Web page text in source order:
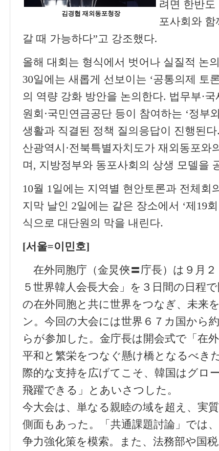
김경협 재외동포청장
려면 한반
포사회와
갈 때 가능하다”고 강조했다.
올해 대회는 형식에서 벗어나 실질적 논
30일에는 새롭게 선보이는 ‘공통의제 토
의 역량 강화 방안을 논의한다. 법무부·국
원회 ·국민연금공단 등이 참여하는 ‘정부
생활과 직결된 정책 질의응답이 진행된다
산광역시 ·전북특별자치도가 재외동포와
며, 지방정부와 동포사회의 상생 모델을
10월 1일에는 지역별 현안토론과 전체회
지막 날인 2일에는 같은 장소에서 ‘제 19
식으로 대단원의 막을 내린다.
[서울=이민호]
在外同胞庁（金炅俠〓庁長）は９月
５世界韓人会長大会」を３日間の日程
の在外同胞と共に世界をつなぎ、未来
ン。今回の大会には世界６７カ国から
らが参加した。金庁長は開会式で「在
平和と繁栄をつなぐ懸け橋となるべき
際的な支持を広げてこそ、韓国はグロ
飛躍できる」とあいさつした。
今大会は、単なる親睦の域を超え、実
側面もあった。「共通課題討論」では
争力強化策を模索。また、法務部や国